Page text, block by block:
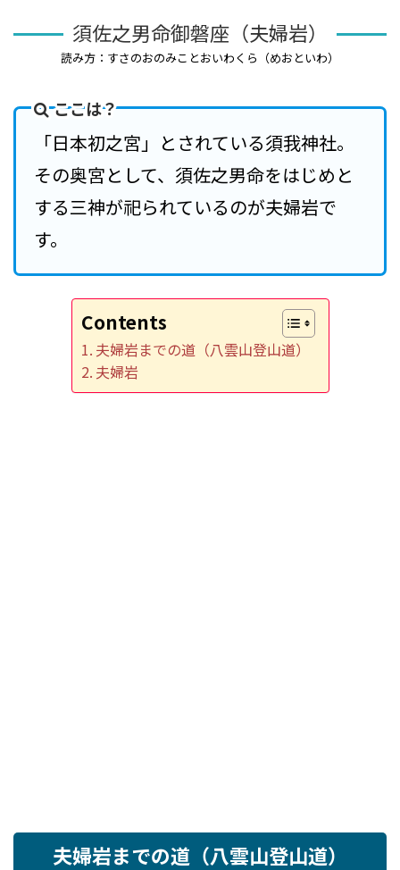
須佐之男命御磐座（夫婦岩）
読み方：すさのおのみことおいわくら（めおといわ）
ここは？
「日本初之宮」とされている須我神社。
その奥宮として、須佐之男命をはじめと
する三神が祀られているのが夫婦岩で
す。
Contents
夫婦岩までの道（八雲山登山道）
夫婦岩
夫婦岩までの道（八雲山登山道）